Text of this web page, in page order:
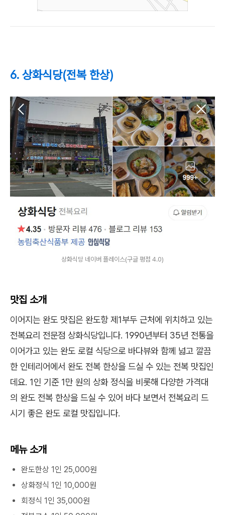
6. 상화식당(전복 한상)
상화식당 네이버 플레이스(구글 평점 4.0)
맛집 소개
이어지는 완도 맛집은 완도항 제1부두 근처에 위치하고 있는
전복요리 전문점 상화식당입니다. 1990년부터 35년 전통을
이어가고 있는 완도 로컬 식당으로 바다뷰와 함께 넓고 깔끔
한 인테리어에서 완도 전복 한상을 드실 수 있는 전복 맛집인
데요. 1인 기준 1만 원의 상화 정식을 비롯해 다양한 가격대
의 완도 전복 한상을 드실 수 있어 바다 보면서 전복요리 드
시기 좋은 완도 로컬 맛집입니다.
메뉴 소개
완도한상 1인 25,000원
상화정식 1인 10,000원
회정식 1인 35,000원